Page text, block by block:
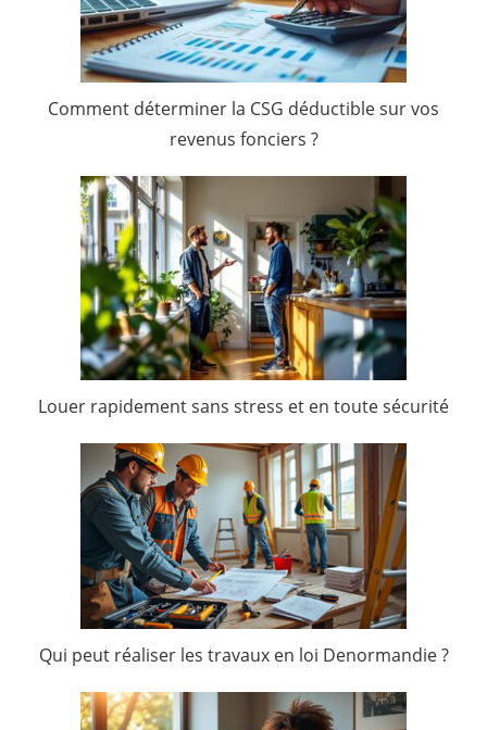
Comment déterminer la CSG déductible sur vos
revenus fonciers ?
Louer rapidement sans stress et en toute sécurité
Qui peut réaliser les travaux en loi Denormandie ?